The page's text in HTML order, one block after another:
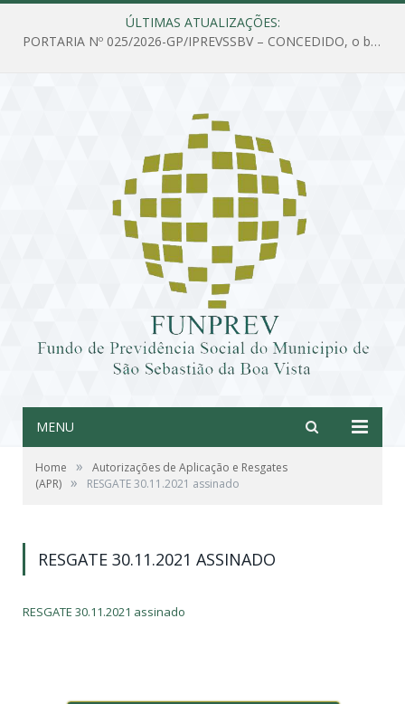
ÚLTIMAS ATUALIZAÇÕES:
PORTARIA Nº 025/2026-GP/IPREVSSBV – CONCEDIDO, o benefício de PENSÃO a MARIA ESTELA DOS SANTOS SOUZA
MENU
Home »
Autorizações de Aplicação e Resgates
(APR) » RESGATE 30.11.2021 assinado
RESGATE 30.11.2021 ASSINADO
RESGATE 30.11.2021 assinado